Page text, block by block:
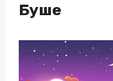
Буше